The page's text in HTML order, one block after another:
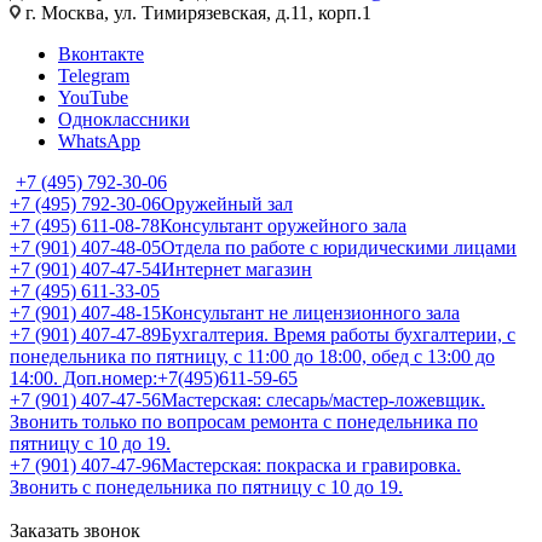
г. Москва, ул. Тимирязевская, д.11, корп.1
Вконтакте
Telegram
YouTube
Одноклассники
WhatsApp
+7 (495) 792-30-06
+7 (495) 792-30-06Оружейный зал
+7 (495) 611-08-78Консультант оружейного зала
+7 (901) 407-48-05Отдела по работе с юридическими лицами
+7 (901) 407-47-54Интернет магазин
+7 (495) 611-33-05
+7 (901) 407-48-15Консультант не лицензионного зала
+7 (901) 407-47-89Бухгалтерия. Время работы бухгалтерии, с
понедельника по пятницу, с 11:00 до 18:00, обед с 13:00 до
14:00. Доп.номер:+7(495)611-59-65
+7 (901) 407-47-56Мастерская: слесарь/мастер-ложевщик.
Звонить только по вопросам ремонта с понедельника по
пятницу с 10 до 19.
+7 (901) 407-47-96Мастерская: покраска и гравировка.
Звонить с понедельника по пятницу с 10 до 19.
Заказать звонок